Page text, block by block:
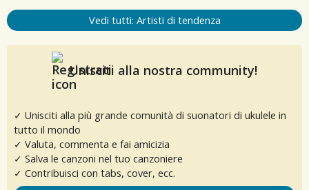
Vedi tutti: Artisti di tendenza
Unisciti alla nostra community!
✓ Unisciti alla più grande comunità di suonatori di ukulele in
tutto il mondo
✓ Valuta, commenta e fai amicizia
✓ Salva le canzoni nel tuo canzoniere
✓ Contribuisci con tabs, cover, ecc.